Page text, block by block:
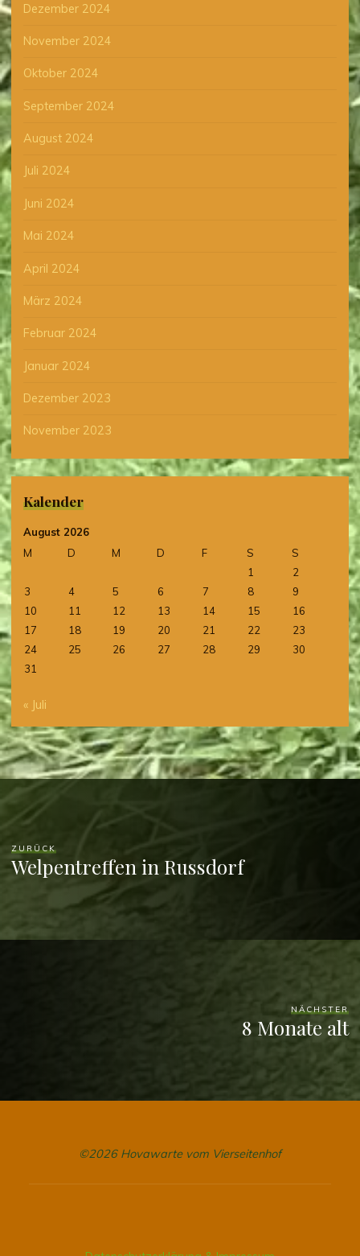
Dezember 2024
November 2024
Oktober 2024
September 2024
August 2024
Juli 2024
Juni 2024
Mai 2024
April 2024
März 2024
Februar 2024
Januar 2024
Dezember 2023
November 2023
Kalender
August 2026
M
D M D F S
S
1
2
3
4 5 6 7 8
9
10
11 12 13 14 15
16
17
18 19 20 21 22
23
24
25 26 27 28 29
30
31
« Juli
ZURÜCK
Welpentreffen in Russdorf
NÄCHSTER
8 Monate alt
©2026 Hovawarte vom Vierseitenhof